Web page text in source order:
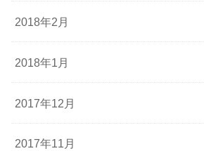
2018年2月
2018年1月
2017年12月
2017年11月